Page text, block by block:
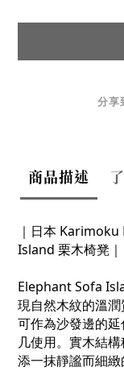
分享
商品描述
｜ 日本 Karimoku
Island 栗木椅凳｜
Elephant Sofa
現自然木紋的溫
可作為沙發邊的
几使用。實木結
添一抹靜謐而細緻